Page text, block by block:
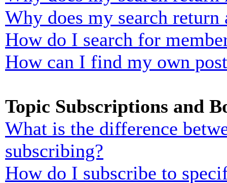
Why does my search return
How do I search for
How can I find my own
Topic Subscriptions and
What is the difference
subscribing?
How do I subscribe to